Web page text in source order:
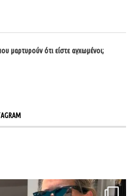
μαρτυρούν ότι είστε αγχωμένοι;